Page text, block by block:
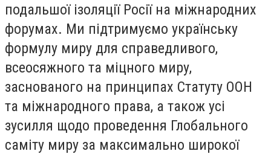
подальшої ізоляції Росії на міжнародних
форумах. Ми підтримуємо українську
формулу миру для справедливого,
всеосяжного та міцного миру,
заснованого на принципах Статуту ООН
та міжнародного права, а також усі
зусилля щодо проведення Глобального
саміту миру за максимально широкої